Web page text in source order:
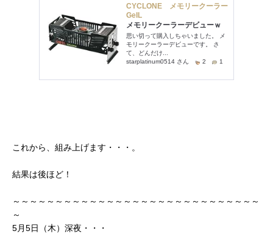
これから、組み上げます・・・。
結果は後ほど！
～～～～～～～～～～～～～～～～～～～～～～～～～～～～～
～
5月5日（木）深夜・・・